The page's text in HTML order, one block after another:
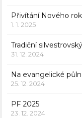
Přivítání Nového
1. 1. 2025
Tradiční
31. 12. 2024
Na evangelické
25. 12. 2024
PF 2025
23. 12. 2024